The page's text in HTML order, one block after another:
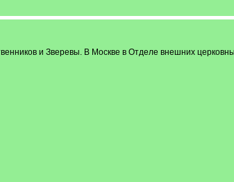
и Зверевы. В Москве в Отделе внешних